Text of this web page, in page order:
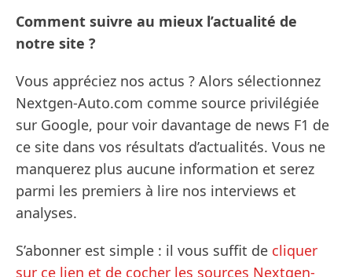
Comment suivre au mieux l’actualité de
notre site ?
Vous appréciez nos actus ? Alors sélectionnez
Nextgen-Auto.com comme source privilégiée
sur Google, pour voir davantage de news F1 de
ce site dans vos résultats d’actualités. Vous ne
manquerez plus aucune information et serez
parmi les premiers à lire nos interviews et
analyses.
S’abonner est simple : il vous suffit de cliquer
sur ce lien et de cocher les sources Nextgen-